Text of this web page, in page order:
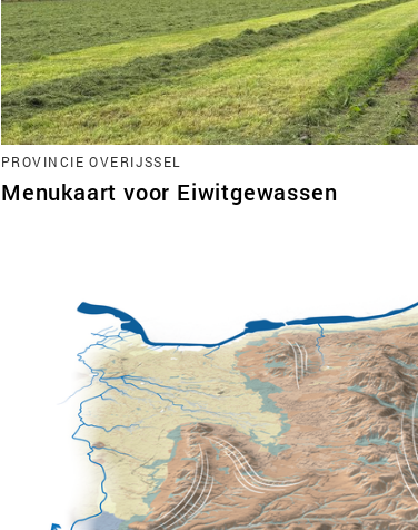
PROVINCIE OVERIJSSEL
Menukaart voor Eiwitgewassen